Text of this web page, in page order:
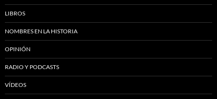
LIBROS
NOMBRES EN LA HISTORIA
OPINIÓN
RADIO Y PODCASTS
VÍDEOS